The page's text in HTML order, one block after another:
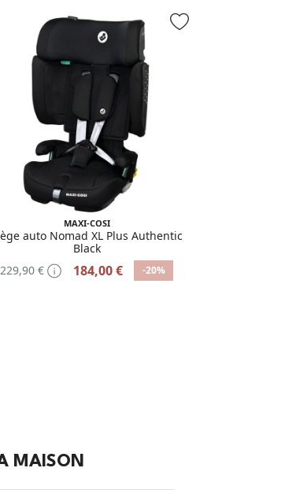
MAXI-COSI
auto Nomad XL Plus Authentic
Black
229,90 €
184,00 € -20%
MAISON